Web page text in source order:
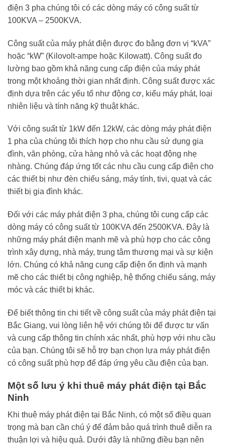
điện 3 pha chúng tôi có các dòng máy có công suất từ
100KVA – 2500KVA.
Công suất của máy phát điện được đo bằng đơn vị “kVA”
hoặc “kW” (Kilovolt-ampe hoặc Kilowatt). Công suất đo
lường bao gồm khả năng cung cấp điện của máy phát
trong một khoảng thời gian nhất định. Công suất được xác
định dựa trên các yếu tố như động cơ, kiểu máy phát, loại
nhiên liệu và tính năng kỹ thuật khác.
Với công suất từ 1kW đến 12kW, các dòng máy phát điện
1 pha của chúng tôi thích hợp cho nhu cầu sử dụng gia
đình, văn phòng, cửa hàng nhỏ và các hoạt động nhẹ
nhàng. Chúng đáp ứng tốt các nhu cầu cung cấp điện cho
các thiết bị như đèn chiếu sáng, máy tính, tivi, quạt và các
thiết bị gia đình khác.
Đối với các máy phát điện 3 pha, chúng tôi cung cấp các
dòng máy có công suất từ 100KVA đến 2500KVA. Đây là
những máy phát điện mạnh mẽ và phù hợp cho các công
trình xây dựng, nhà máy, trung tâm thương mại và sự kiện
lớn. Chúng có khả năng cung cấp điện ổn định và mạnh
mẽ cho các thiết bị công nghiệp, hệ thống chiếu sáng, máy
móc và các thiết bị khác.
Để biết thông tin chi tiết về công suất của máy phát điện tại
Bắc Giang, vui lòng liên hệ với chúng tôi để được tư vấn
và cung cấp thông tin chính xác nhất, phù hợp với nhu cầu
của bạn. Chúng tôi sẽ hỗ trợ bạn chọn lựa máy phát điện
có công suất phù hợp để đáp ứng yêu cầu điện của bạn.
Một số lưu ý khi thuê máy phát điện tại Bắc
Ninh
Khi thuê máy phát điện tại Bắc Ninh, có một số điều quan
trọng mà bạn cần chú ý để đảm bảo quá trình thuê diễn ra
thuận lợi và hiệu quả. Dưới đây là những điều bạn nên